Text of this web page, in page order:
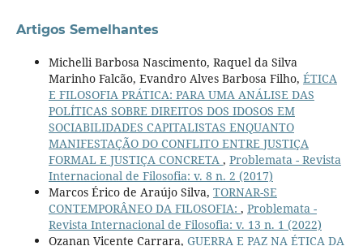
Artigos Semelhantes
Michelli Barbosa Nascimento, Raquel da Silva
Marinho Falcão, Evandro Alves Barbosa Filho, ÉTICA
E FILOSOFIA PRÁTICA: PARA UMA ANÁLISE DAS
POLÍTICAS SOBRE DIREITOS DOS IDOSOS EM
SOCIABILIDADES CAPITALISTAS ENQUANTO
MANIFESTAÇÃO DO CONFLITO ENTRE JUSTIÇA
FORMAL E JUSTIÇA CONCRETA , Problemata - Revista
Internacional de Filosofia: v. 8 n. 2 (2017)
Marcos Érico de Araújo Silva, TORNAR-SE
CONTEMPORÂNEO DA FILOSOFIA: , Problemata -
Revista Internacional de Filosofia: v. 13 n. 1 (2022)
Ozanan Vicente Carrara, GUERRA E PAZ NA ÉTICA DA